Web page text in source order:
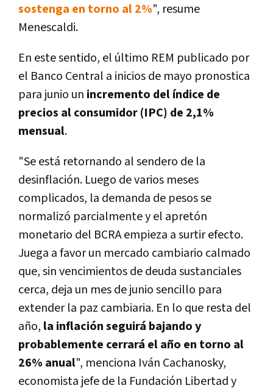
sostenga en torno al 2%", resume
Menescaldi.
En este sentido, el último REM publicado por
el Banco Central a inicios de mayo pronostica
para junio un incremento del índice de
precios al consumidor (IPC) de 2,1%
mensual.
"Se está retornando al sendero de la
desinflación. Luego de varios meses
complicados, la demanda de pesos se
normalizó parcialmente y el apretón
monetario del BCRA empieza a surtir efecto.
Juega a favor un mercado cambiario calmado
que, sin vencimientos de deuda sustanciales
cerca, deja un mes de junio sencillo para
extender la paz cambiaria. En lo que resta del
año, la inflación seguirá bajando y
probablemente cerrará el año en torno al
26% anual", menciona Iván Cachanosky,
economista jefe de la Fundación Libertad y